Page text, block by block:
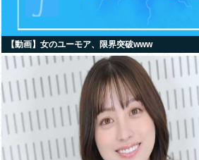
【動画】女のユーモア、限界突破www